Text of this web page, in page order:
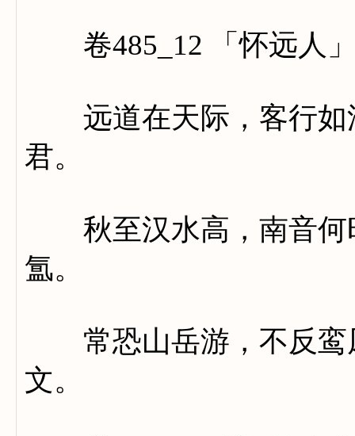
卷485_12 「怀远人
远道在天际，客行如
君。
秋至汉水高，南音何
氲。
常恐山岳游，不反鸾
文。